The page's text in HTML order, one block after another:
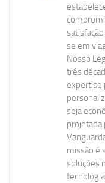
se em
Nosso
três
expertise
seja
projetada
missão é
soluções